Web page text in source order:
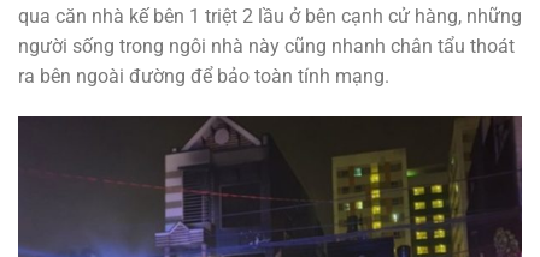
qua căn nhà kế bên 1 triệt 2 lầu ở bên cạnh cử hàng, những
người sống trong ngôi nhà này cũng nhanh chân tẩu thoát
ra bên ngoài đường để bảo toàn tính mạng.